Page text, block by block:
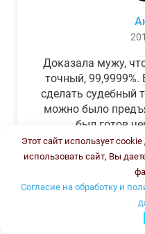
Доказала мужу,
точный, 99,9999%.
сделать судебный
можно было
был готов
обещали.Теперь
Этот сайт использует
использовать сайт, Вы
Согласие на обработку и